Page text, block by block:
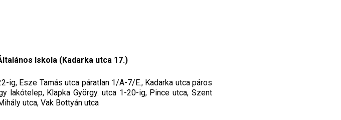
Iskola (Kadarka utca 17.)
ig, Esze Tamás utca páratlan 1/A-7/E., Kadarka utca páros
lakótelep, Klapka György. utca 1-20-ig, Pince utca, Szent
utca, Vak Bottyán utca